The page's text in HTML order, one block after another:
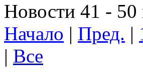
Новости 41 - 50
Начало | Пред. |
| Все